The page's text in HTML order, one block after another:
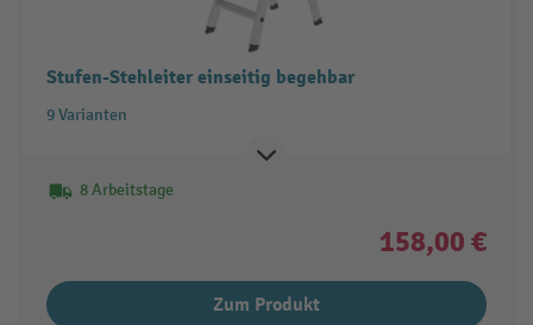
Stufen-Stehleiter einseitig begehbar
9 Varianten
8 Arbeitstage
158,00 €
Zum Produkt